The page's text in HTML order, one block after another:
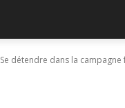
Se détendre dans la